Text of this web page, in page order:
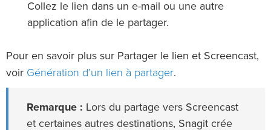
Collez le lien dans un e-mail ou une autre
application afin de le partager.
Pour en savoir plus sur Partager le lien et Screencast,
voir Génération d’un lien à partager.
Remarque : Lors du partage vers Screencast
et certaines autres destinations, Snagit crée